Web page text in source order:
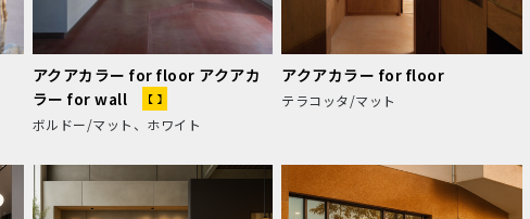
アクアカラー for floor アクアカ
ラー for wall
ボルドー/マット、ホワイト
アクアカラー for floor
テラコッタ/マット